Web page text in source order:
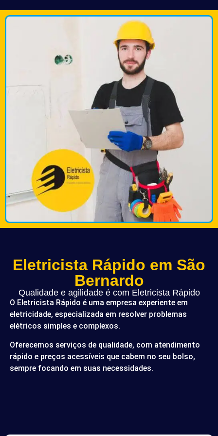
Eletricista Rápido em São
Bernardo
Qualidade e agilidade é com Eletricista Rápido
O Eletricista Rápido é uma empresa experiente em
eletricidade, especializada em resolver problemas
elétricos simples e complexos.
Oferecemos serviços de qualidade, com atendimento
rápido e preços acessíveis que cabem no seu bolso,
sempre focando em suas necessidades.